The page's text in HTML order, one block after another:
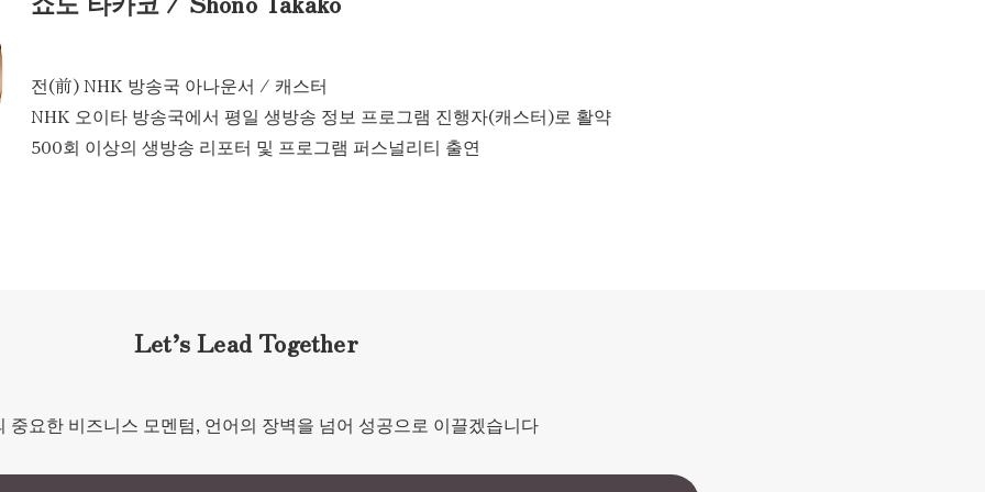
전(前) NHK 방송국 아나운서 / 캐스터
NHK 오이타 방송국에서 평일 생방송 정보 프로그램 진행자(캐스터)로 활약
500회 이상의 생방송 리포터 및 프로그램 퍼스널리티 출연
Let’s Lead Together
중요한 비즈니스 모멘텀, 언어의 장벽을 넘어 성공으로 이끌겠습니다